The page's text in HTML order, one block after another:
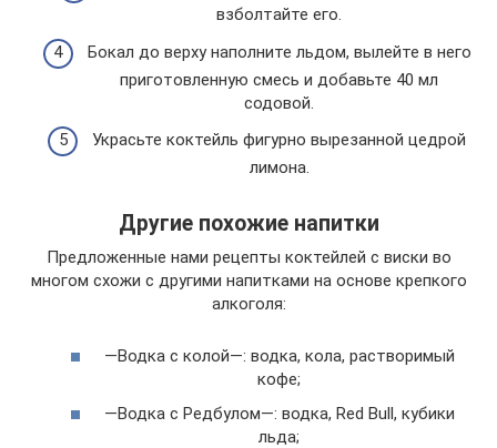
взболтайте его.
Бокал до верху наполните льдом, вылейте в него
приготовленную смесь и добавьте 40 мл
содовой.
Украсьте коктейль фигурно вырезанной цедрой
лимона.
Другие похожие напитки
Предложенные нами рецепты коктейлей с виски во
многом схожи с другими напитками на основе крепкого
алкоголя:
—Водка с колой—: водка, кола, растворимый
кофе;
—Водка с Редбулом—: водка, Red Bull, кубики
льда;